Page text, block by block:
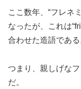
ここ数年、“フレネ
なったが、これは
合わせた造語である
つまり、親しげな
だ。